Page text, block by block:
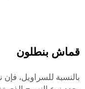
قماش بنطلون
بالنسبة للسراويل،